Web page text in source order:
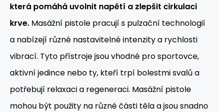
která pomáhá uvolnit napětí a zlepšit cirkulaci
krve. Masážní pistole pracují s pulzační technologií
a nabízejí různé nastavitelné intenzity a rychlosti
vibrací. Tyto přístroje jsou vhodné pro sportovce,
aktivní jedince nebo ty, kteří trpí bolestmi svalů a
potřebují relaxaci a regeneraci. Masážní pistole
mohou být použity na různé části těla a jsou snadno